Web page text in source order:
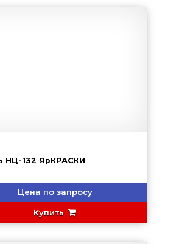
Эмаль НЦ-132 ЯрКРАСКИ
Цена по запросу
Купить